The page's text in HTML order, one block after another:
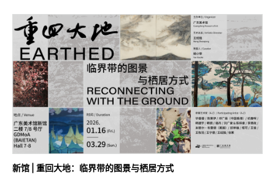
新馆 | 重回大地：临界带的图景与栖居方式